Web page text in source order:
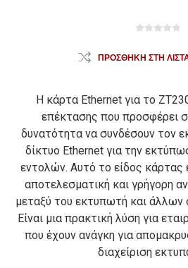
ΠΡΟΣΘΉΚΗ ΣΤΗ
Η κάρτα Ethernet για το
επέκτασης που προσφέρει
δυνατότητα να συνδέσουν τον
δίκτυο Ethernet για την
εντολών. Αυτό το είδος κάρτας
αποτελεσματική και γρήγορη
μεταξύ του εκτυπωτή και άλλων
Είναι μια πρακτική λύση για
που έχουν ανάγκη για
διαχείριση